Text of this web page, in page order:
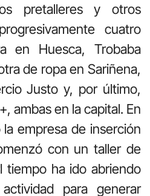
pretalleres y otros
cuatro
en Huesca, Trobaba
de ropa en Sariñena,
Justo y, por último,
ambas en la capital. En
empresa de inserción
con un taller de
ha ido abriendo
para generar